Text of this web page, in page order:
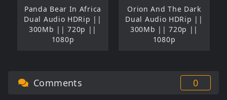
Panda Bear In Africa
Dual Audio HDRip ||
300Mb || 720p ||
1080p
Orion And The Dark
Dual Audio HDRip ||
300Mb || 720p ||
1080p
Comments 0